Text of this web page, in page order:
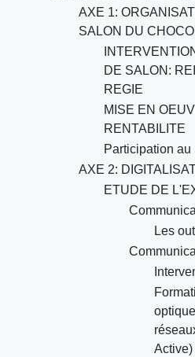
AXE 1:
SALON DU
DE SALON:
REGIE
MISE EN
RENTABILITE
Participation
AXE 2:
ETUDE DE
Les
Active)